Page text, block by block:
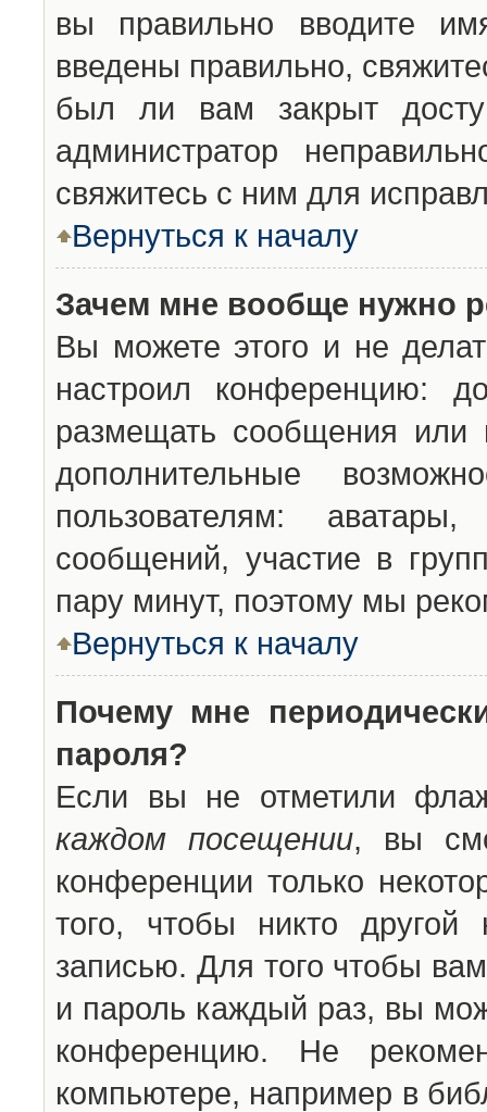
вы правильно вводите
введены правильно,
был ли вам закрыт
администратор
свяжитесь с ним для
Вернуться к началу
Зачем мне вообще нужно
Вы можете этого и не
настроил конференцию:
размещать сообщения или
дополнительные
пользователям:
сообщений, участие в
пару минут, поэтому мы
Вернуться к началу
Почему мне
пароля?
Если вы не отметили
каждом посещении, вы
конференции только
того, чтобы никто другой
записью. Для того чтобы
и пароль каждый раз, вы
конференцию. Не
компьютере, например в